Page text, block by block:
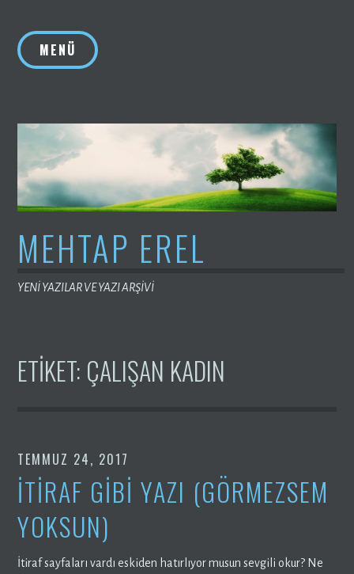
MENÜ
MEHTAP EREL
YENİ YAZILAR VE YAZI ARŞİVİ
ETIKET: ÇALIŞAN KADIN
TEMMUZ 24, 2017
İTİRAF GİBİ YAZI (GÖRMEZSEM
YOKSUN)
İtiraf sayfaları vardı eskiden hatırlıyor musun sevgili okur? Ne